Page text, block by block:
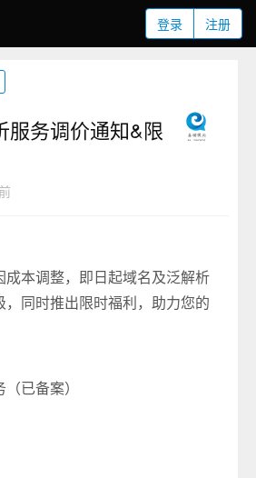
登录 注册
服务调价通知&限
成本调整，即日起域名及泛解析
，同时推出限时福利，助力您的
已备案）